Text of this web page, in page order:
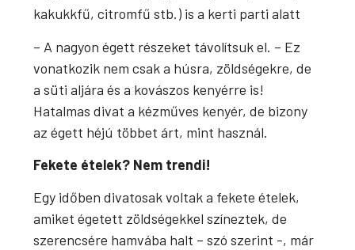
kakukkfű, citromfű stb.) is a kerti parti alatt
– A nagyon égett részeket távolítsuk el. – Ez
vonatkozik nem csak a húsra, zöldségekre, de
a süti aljára és a kovászos kenyérre is!
Hatalmas divat a kézműves kenyér, de bizony
az égett héjú többet árt, mint használ.
Fekete ételek? Nem trendi!
Egy időben divatosak voltak a fekete ételek,
amiket égetett zöldségekkel színeztek, de
szerencsére hamvába halt – szó szerint -, már